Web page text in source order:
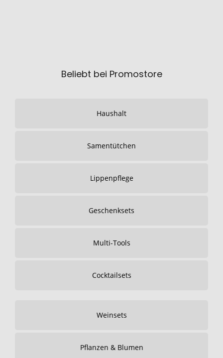
Beliebt bei Promostore
Haushalt
Samentütchen
Lippenpflege
Geschenksets
Multi-Tools
Cocktailsets
Weinsets
Pflanzen & Blumen